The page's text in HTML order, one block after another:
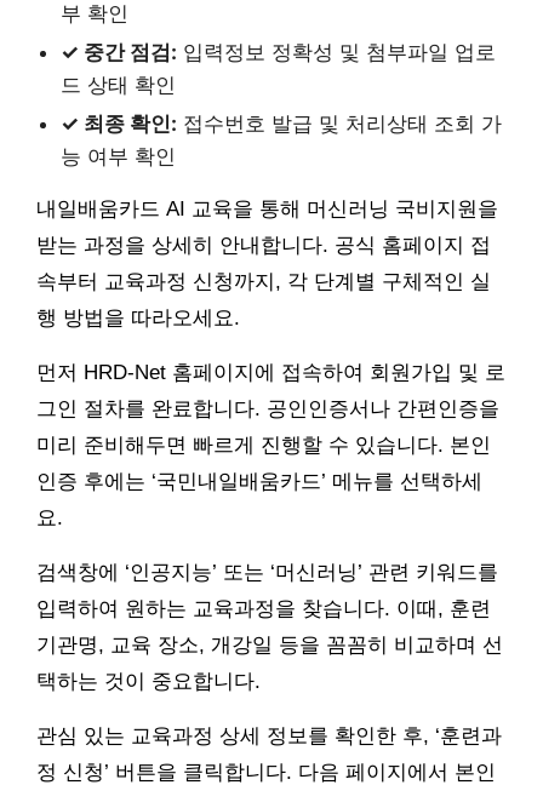
부 확인
✓ 중간 점검: 입력정보 정확성 및 첨부파일 업로
드 상태 확인
✓ 최종 확인: 접수번호 발급 및 처리상태 조회 가
능 여부 확인
내일배움카드 AI 교육을 통해 머신러닝 국비지원을
받는 과정을 상세히 안내합니다. 공식 홈페이지 접
속부터 교육과정 신청까지, 각 단계별 구체적인 실
행 방법을 따라오세요.
먼저 HRD-Net 홈페이지에 접속하여 회원가입 및 로
그인 절차를 완료합니다. 공인인증서나 간편인증을
미리 준비해두면 빠르게 진행할 수 있습니다. 본인
인증 후에는 ‘국민내일배움카드’ 메뉴를 선택하세
요.
검색창에 ‘인공지능’ 또는 ‘머신러닝’ 관련 키워드를
입력하여 원하는 교육과정을 찾습니다. 이때, 훈련
기관명, 교육 장소, 개강일 등을 꼼꼼히 비교하며 선
택하는 것이 중요합니다.
관심 있는 교육과정 상세 정보를 확인한 후, ‘훈련과
정 신청’ 버튼을 클릭합니다. 다음 페이지에서 본인